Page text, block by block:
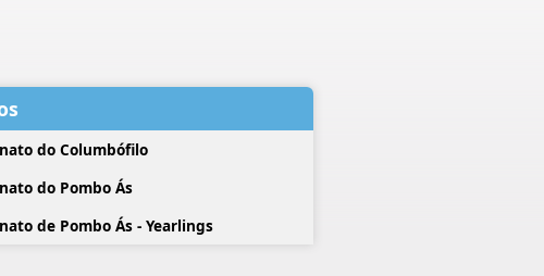
do Columbófilo
do Pombo Ás
de Pombo Ás - Yearlings